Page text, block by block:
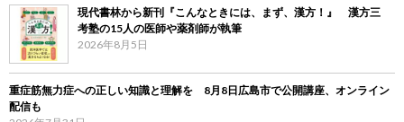
現代書林から新刊『こんなときには、まず、漢方！』 漢方三
考塾の15人の医師や薬剤師が執筆
2026年8月5日
重症筋無力症への正しい知識と理解を 8月8日広島市で公開講座、オンライン
配信も